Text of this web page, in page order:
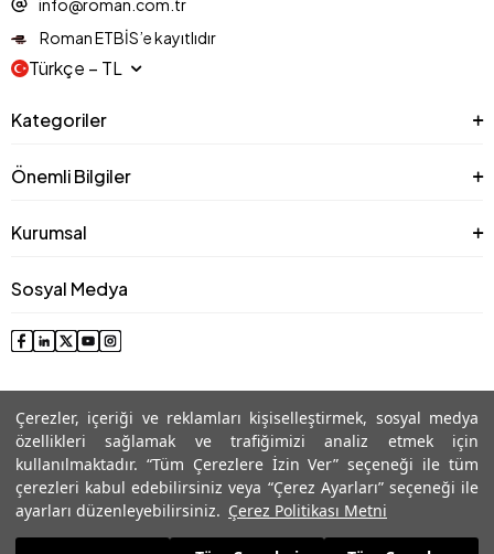
Çerezler, içeriği ve reklamları kişiselleştirmek, sosyal medya
özellikleri sağlamak ve trafiğimizi analiz etmek için
kullanılmaktadır. “Tüm Çerezlere İzin Ver” seçeneği ile tüm
çerezleri kabul edebilirsiniz veya “Çerez Ayarları” seçeneği ile
ayarları düzenleyebilirsiniz. Çerez Politikası Metni
info@roman.com.tr
Roman ETBİS’e kayıtlıdır
Türkçe − TL
Kategoriler
Önemli Bilgiler
Kurumsal
Sosyal Medya
© 2025 Roman® Tüm Hakları Saklıdır, İzinsiz kullanılamaz